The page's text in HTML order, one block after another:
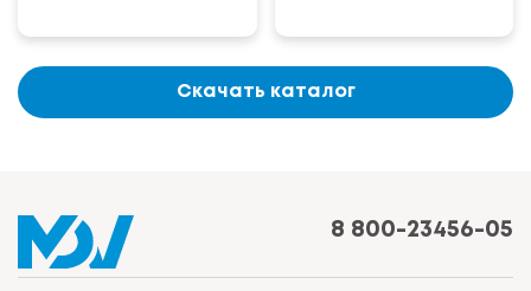
Скачать каталог
8 800-23456-05